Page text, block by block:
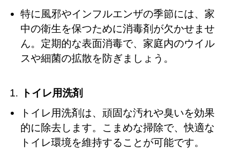
特に風邪やインフルエンザの季節には、家
中の衛生を保つために消毒剤が欠かせませ
ん。定期的な表面消毒で、家庭内のウイル
スや細菌の拡散を防ぎましょう。
トイレ用洗剤
トイレ用洗剤は、頑固な汚れや臭いを効果
的に除去します。こまめな掃除で、快適な
トイレ環境を維持することが可能です。